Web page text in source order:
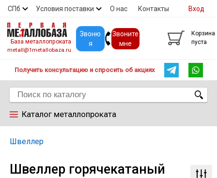
СПб Условия поставки О нас Контакты
Скидки Прайс Покупателям
Вход
База металлопроката
metall@1metallobaza.ru
Звоню
я
Звоните
мне
Корзина
пуста
Получить консультацию и спросить об акциях
Каталог металлопроката
Труба профильная
Швеллер
Швеллер горячекатаный